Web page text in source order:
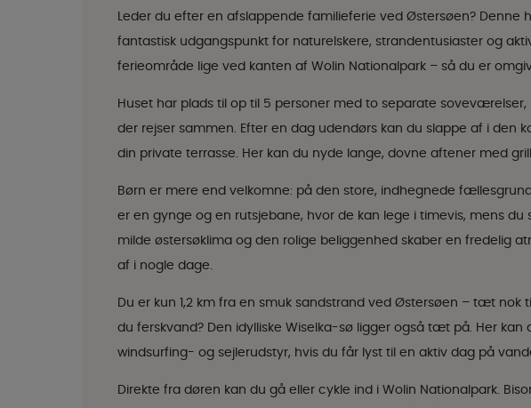
Leder du efter en afslappende familieferie ved Østersøen? Denne
fantastisk udgangspunkt for naturelskere, strandentusiaster og
ferieområde lige ved kanten af Wolin Nationalpark – så du er
Huset har plads til op til 5 personer med to separate
der rejser sammen. Efter en dag udendørs kan du slappe af i den
din private terrasse. Her kan du nyde lange, dovne aftener med
Børn er mere end velkomne: på den store, indhegnede
er en gynge og en rutsjebane, hvor de kan lege i timevis, mens
milde østersøklima og den rolige beliggenhed skaber en fredelig
af i nogle dage.
Du er kun 1,2 km fra en smuk sandstrand ved Østersøen – tæt
du ferskvand? Den idylliske Wiselka-sø ligger også tæt på. Her
windsurfing- og sejlerudstyr, hvis du får lyst til en aktiv dag på
Direkte fra døren kan du gå eller cykle ind i Wolin Nationalpark.